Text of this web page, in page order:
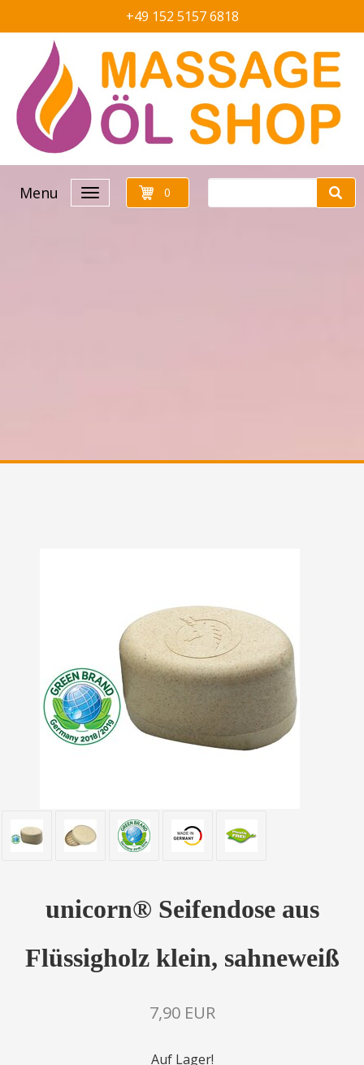
+49 152 5157 6818
Menu 0
unicorn® Seifendose aus
Flüssigholz klein, sahneweiß
7,90 EUR
Auf Lager!